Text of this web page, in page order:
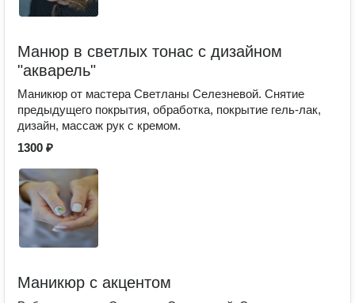
Манюр в светлых тонас с дизайном
"акварель"
Маникюр от мастера Светланы Селезневой. Снятие
предыдущего покрытия, обработка, покрытие гель-лак,
дизайн, массаж рук с кремом.
1300 ₽
Маникюр с акцентом